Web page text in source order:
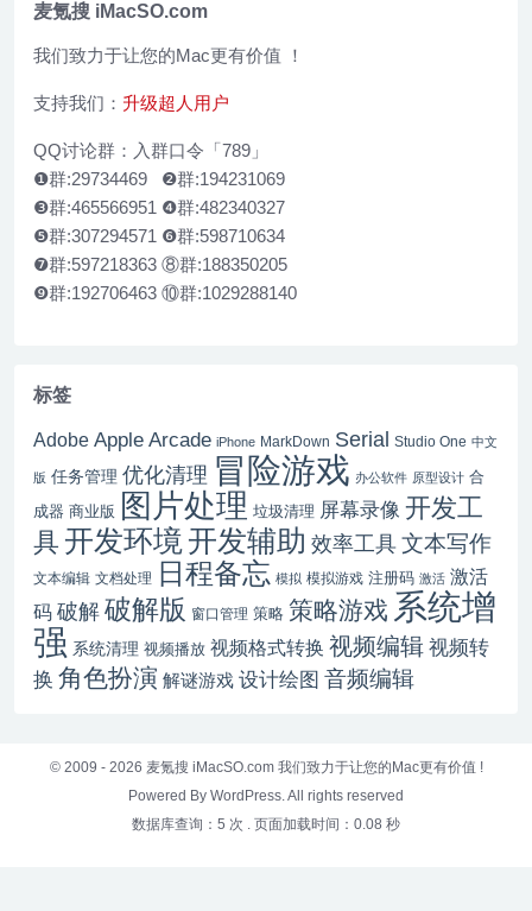
麦氪搜 iMacSO.com
我们致力于让您的Mac更有价值 ！
支持我们： 升级超人用户
QQ讨论群：入群口令「789」
❶群:29734469 ❷群:194231069
❸群:465566951 ❹群:482340327
❺群:307294571 ❻群:598710634
❼群:597218363 ⑧群:188350205
❾群:192706463 ⑩群:1029288140
标签
Adobe Apple Arcade iPhone MarkDown Serial Studio One 中文
版 任务管理 优化清理 冒险游戏 办公软件 原型设计 合
成器 商业版 图片处理 垃圾清理 屏幕录像 开发工
具 开发环境开发辅助 效率工具 文本写作
文本编辑 文档处理 日程备忘 模拟 模拟游戏 注册码 激活 激活
码 破解破解版 窗口管理 策略 策略游戏 系统增
强 系统清理 视频播放 视频格式转换 视频编辑 视频转
换 角色扮演 解谜游戏 设计绘图 音频编辑
© 2009 - 2026 麦氪搜 iMacSO.com 我们致力于让您的Mac更有价值 !
Powered By WordPress. All rights reserved
数据库查询：5 次 . 页面加载时间：0.08 秒